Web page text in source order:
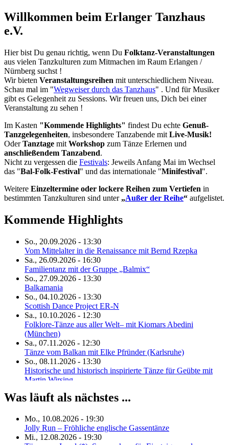
Willkommen beim Erlanger Tanzhaus
e.V.
Hier bist Du genau richtig, wenn Du Folktanz-Veranstaltungen
aus vielen Tanzkulturen zum Mitmachen im Raum Erlangen /
Nürnberg suchst !
Wir bieten Veranstaltungsreihen mit unterschiedlichem Niveau.
Schau mal im "Wegweiser durch das Tanzhaus" . Und für Musiker
gibt es Gelegenheit zu Sessions. Wir freuen uns, Dich bei einer
Veranstaltung zu sehen !
Im Kasten "Kommende Highlights" findest Du echte Genuß-
Tanzgelegenheiten, insbesondere Tanzabende mit Live-Musik!
OderTanztage mit Workshop zum Tänze Erlernen und
anschließendem Tanzabend.
Nicht zu vergessen die Festivals: Jeweils Anfang Mai im Wechsel
das "Bal-Folk-Festival" und das internationale "Minifestival".
Weitere Einzeltermine oder lockere Reihen zum Vertiefen in
bestimmten Tanzkulturen sind unter „Außer der Reihe“ aufgelistet.
Kommende Highlights
So., 20.09.2026 - 13:30
Vom Mittelalter in die Renaissance mit Bernd Rzepka
Sa., 26.09.2026 - 16:30
Familientanz mit der Gruppe „Balmix“
So., 27.09.2026 - 13:30
Balkamania
So., 04.10.2026 - 13:30
Scottish Dance Project ER-N
Sa., 10.10.2026 - 12:30
Folklore-Tänze aus aller Welt– mit Kiomars Abedini
(München)
Sa., 07.11.2026 - 12:30
Tänze vom Balkan mit Elke Pfründer (Karlsruhe)
So., 08.11.2026 - 13:30
Historische und historisch inspirierte Tänze für Geübte mit
Martin Wirsing
Bal Folk Plus – Louis und Le Bal des Ablettes
Scottish Dance Project ER-N
Sa., 27.02.2027 - 13:30
Scottish Dance Project ER-N
Was läuft als nächstes ...
Mo., 10.08.2026 - 19:30
Jolly Run – Fröhliche englische Gassentänze
Mi., 12.08.2026 - 19:30